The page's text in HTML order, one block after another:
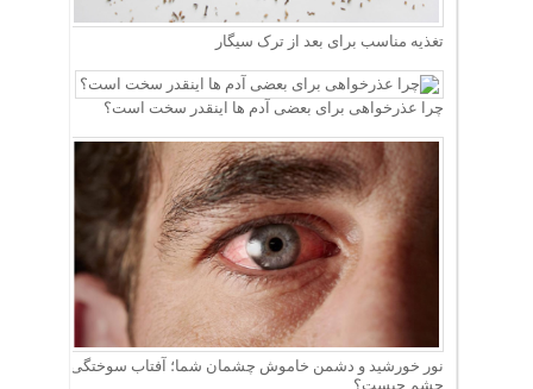
تغذیه مناسب برای بعد از ترک سیگار
چرا عذرخواهی برای بعضی آدم ها اینقدر سخت است؟
نور خورشید و دشمن خاموش چشمان شما؛ آفتاب سوختگی
چشم چیست؟